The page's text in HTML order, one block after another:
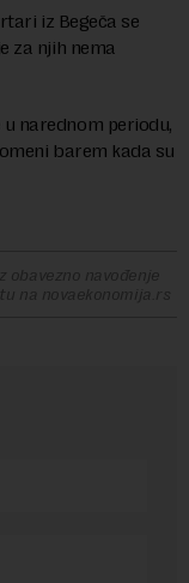
iz Begeča se
za njih nema
narednom periodu,
barem kada su
obavezno navođenje
na novaekonomija.rs